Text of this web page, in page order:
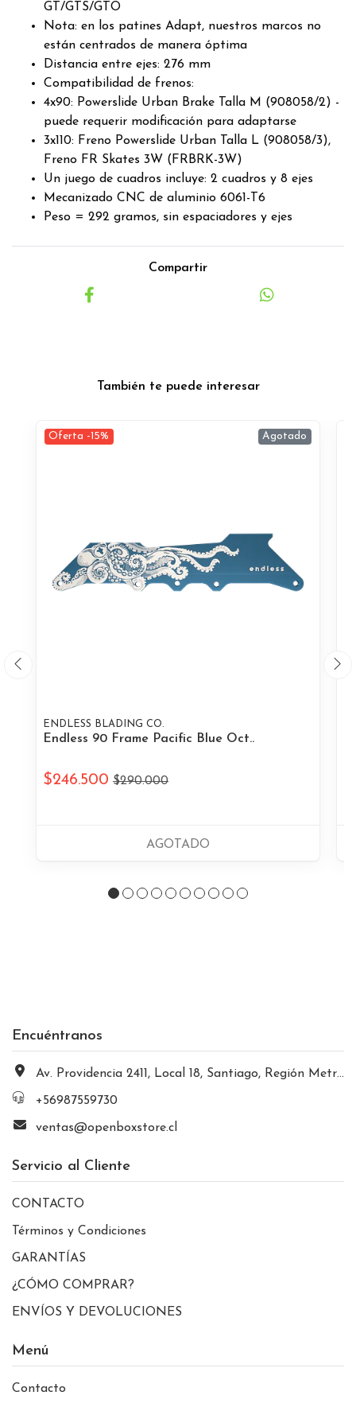
GT/GTS/GTO
Nota: en los patines Adapt, nuestros marcos no
están centrados de manera óptima
Distancia entre ejes: 276 mm
Compatibilidad de frenos:
4x90: Powerslide Urban Brake Talla M (908058/2) -
puede requerir modificación para adaptarse
3x110: Freno Powerslide Urban Talla L (908058/3),
Freno FR Skates 3W (FRBRK-3W)
Un juego de cuadros incluye: 2 cuadros y 8 ejes
Mecanizado CNC de aluminio 6061-T6
Peso = 292 gramos, sin espaciadores y ejes
Compartir
También te puede interesar
Oferta -15% Agotado
ENDLESS BLADING CO.
Endless 90 Frame Pacific Blue Oct..
$246.500 $290.000
AGOTADO
Encuéntranos
Av. Providencia 2411, Local 18, Santiago, Región Metropolitana, Chile
+56987559730
ventas@openboxstore.cl
Servicio al Cliente
CONTACTO
Términos y Condiciones
GARANTÍAS
¿CÓMO COMPRAR?
ENVÍOS Y DEVOLUCIONES
Menú
Contacto